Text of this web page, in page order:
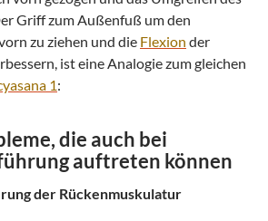
Griff zum Außenfuß um den
zu ziehen und die Flexion der
ist eine Analogie zum gleichen
1:
die auch bei
auftreten können
der Rückenmuskulatur